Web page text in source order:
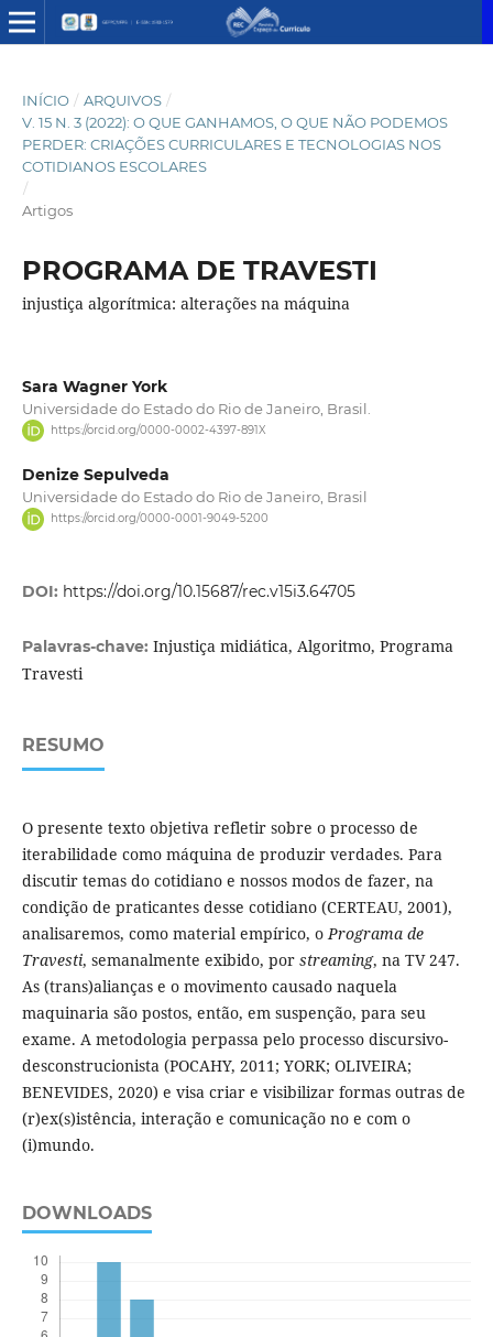
INÍCIO / ARQUIVOS /
V. 15 N. 3 (2022): O QUE GANHAMOS, O QUE NÃO PODEMOS
PERDER: CRIAÇÕES CURRICULARES E TECNOLOGIAS NOS
COTIDIANOS ESCOLARES
/
Artigos
PROGRAMA DE TRAVESTI
injustiça algorítmica: alterações na máquina
Sara Wagner York
Universidade do Estado do Rio de Janeiro, Brasil.
https://orcid.org/0000-0002-4397-891X
Denize Sepulveda
Universidade do Estado do Rio de Janeiro, Brasil
https://orcid.org/0000-0001-9049-5200
DOI: https://doi.org/10.15687/rec.v15i3.64705
Palavras-chave: Injustiça midiática, Algoritmo, Programa
Travesti
RESUMO
O presente texto objetiva refletir sobre o processo de
iterabilidade como máquina de produzir verdades. Para
discutir temas do cotidiano e nossos modos de fazer, na
condição de praticantes desse cotidiano (CERTEAU, 2001),
analisaremos, como material empírico, o Programa de
Travesti, semanalmente exibido, por streaming, na TV 247.
As (trans)alianças e o movimento causado naquela
maquinaria são postos, então, em suspenção, para seu
exame. A metodologia perpassa pelo processo discursivo-
desconstrucionista (POCAHY, 2011; YORK; OLIVEIRA;
BENEVIDES, 2020) e visa criar e visibilizar formas outras de
(r)ex(s)istência, interação e comunicação no e com o
(i)mundo.
DOWNLOADS